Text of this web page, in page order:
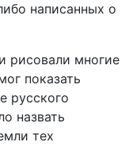
написанных о
рисовали многие
показать
русского
назвать
тех